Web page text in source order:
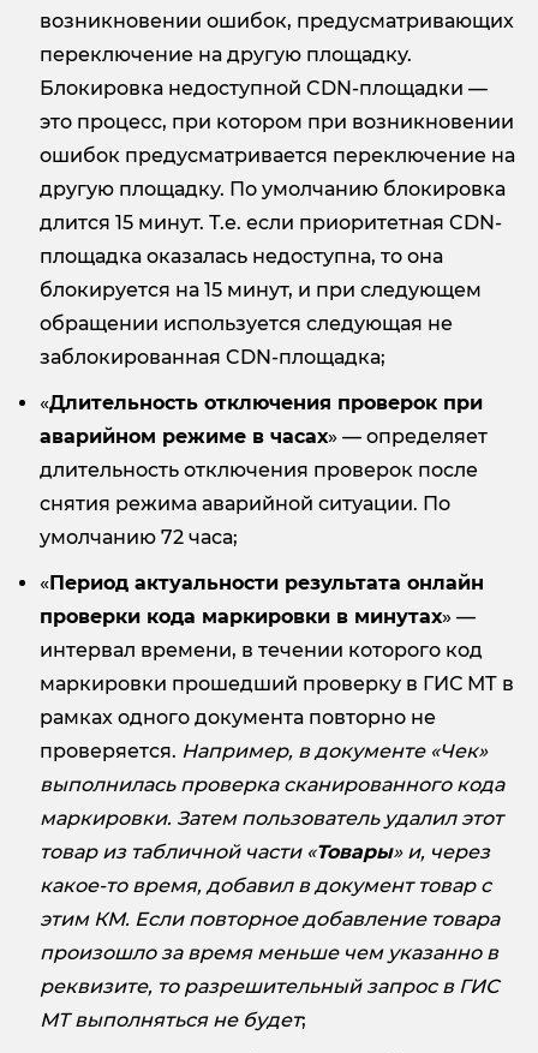
возникновении ошибок, предусматривающих
переключение на другую площадку.
Блокировка недоступной CDN-площадки —
это процесс, при котором при возникновении
ошибок предусматривается переключение на
другую площадку. По умолчанию блокировка
длится 15 минут. Т.е. если приоритетная CDN-
площадка оказалась недоступна, то она
блокируется на 15 минут, и при следующем
обращении используется следующая не
заблокированная CDN-площадка;
«Длительность отключения проверок при
аварийном режиме в часах» — определяет
длительность отключения проверок после
снятия режима аварийной ситуации. По
умолчанию 72 часа;
« Период актуальности результата онлайн
проверки кода маркировки в минутах» —
интервал времени, в течении которого код
маркировки прошедший проверку в ГИС МТ в
рамках одного документа повторно не
проверяется. Например, в документе «Чек»
выполнилась проверка сканированного кода
маркировки. Затем пользователь удалил этот
товар из табличной части «Товары» и, через
какое-то время, добавил в документ товар с
этим КМ. Если повторное добавление товара
произошло за время меньше чем указанно в
реквизите, то разрешительный запрос в ГИС
МТ выполняться не будет;